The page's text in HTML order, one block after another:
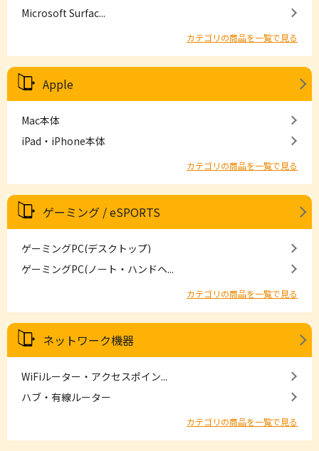
Microsoft Surfac...
カテゴリの商品を一覧で見る
Apple
Mac本体
iPad・iPhone本体
カテゴリの商品を一覧で見る
ゲーミング / eSPORTS
ゲーミングPC(デスクトップ)
ゲーミングPC(ノート・ハンドヘ...
カテゴリの商品を一覧で見る
ネットワーク機器
WiFiルーター・アクセスポイン...
ハブ・有線ルーター
カテゴリの商品を一覧で見る